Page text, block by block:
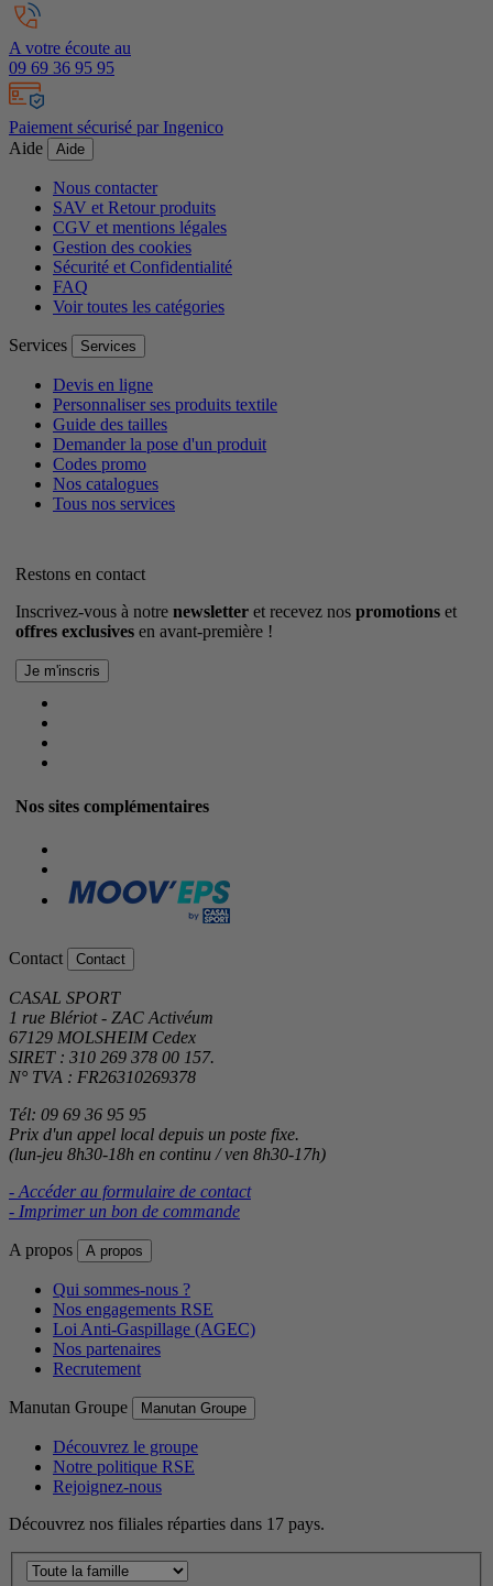
A votre écoute au
09 69 36 95 95
Paiement sécurisé par Ingenico
Aide
Aide
Nous contacter
SAV et Retour produits
CGV et mentions légales
Gestion des cookies
Sécurité et Confidentialité
FAQ
Voir toutes les catégories
Services Services
Devis en ligne
Personnaliser ses produits textile
Guide des tailles
Demander la pose d'un produit
Codes promo
Nos catalogues
Tous nos services
Restons en contact
Inscrivez-vous à notre newsletter et recevez nos promotions et
offres exclusives en avant-première !
Nos sites complémentaires
Contact Contact
CASAL SPORT
1 rue Blériot - ZAC Activéum
67129 MOLSHEIM Cedex
SIRET : 310 269 378 00 157.
N° TVA : FR26310269378
Tél: 09 69 36 95 95
Prix d'un appel local depuis un poste fixe.
(lun-jeu 8h30-18h en continu / ven 8h30-17h)
- Accéder au formulaire de contact
- Imprimer un bon de commande
A propos A propos
Qui sommes-nous ?
Nos engagements RSE
Loi Anti-Gaspillage (AGEC)
Nos partenaires
Recrutement
Manutan Groupe Manutan Groupe
Découvrez le groupe
Notre politique RSE
Rejoignez-nous
Découvrez nos filiales réparties dans 17 pays.